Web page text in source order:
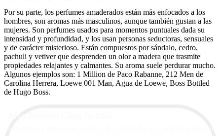
Por su parte, los perfumes amaderados están más enfocados a los
hombres, son aromas más masculinos, aunque también gustan a las
mujeres. Son perfumes usados para momentos puntuales dada su
intensidad y profundidad, y los usan personas seductoras, sensuales
y de carácter misterioso. Están compuestos por sándalo, cedro,
pachuli y vetiver que desprenden un olor a madera que trasmite
propiedades relajantes y calmantes. Su aroma suele perdurar mucho.
Algunos ejemplos son: 1 Million de Paco Rabanne, 212 Men de
Carolina Herrera, Loewe 001 Man, Agua de Loewe, Boss Bottled
de Hugo Boss.